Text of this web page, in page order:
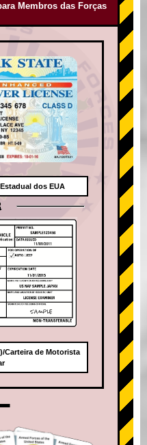
Membros das Forças
dos EUA
Carteira de Motorista